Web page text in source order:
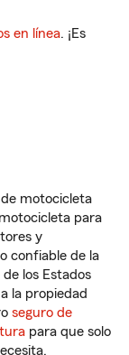
en línea. ¡Es
motocicleta
para
y
confiable de la
los Estados
la propiedad
seguro de
para que solo